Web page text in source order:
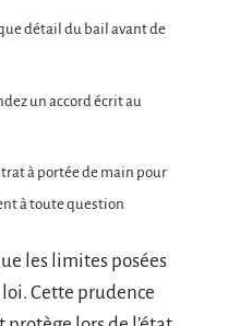
détail du bail avant de
un accord écrit au
à portée de main pour
à toute question
les limites posées
Cette prudence